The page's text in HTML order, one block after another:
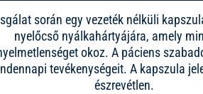
során egy vezeték nélküli
nyelőcső nyálkahártyájára, amely
okoz. A páciens
tevékenységeit. A kapszula
észrevétlen.